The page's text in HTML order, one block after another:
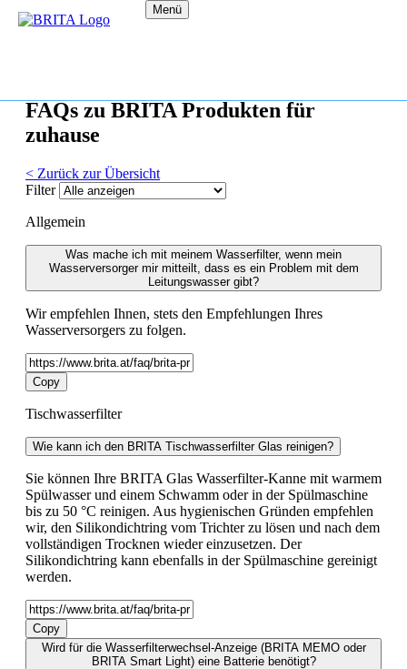
Menü
FAQs zu BRITA Produkten für
zuhause
< Zurück zur Übersicht
Filter
Allgemein
Was mache ich mit meinem Wasserfilter, wenn mein
Wasserversorger mir mitteilt, dass es ein Problem mit dem
Leitungswasser gibt?
Wir empfehlen Ihnen, stets den Empfehlungen Ihres
Wasserversorgers zu folgen.
Copy
Tischwasserfilter
Wie kann ich den BRITA Tischwasserfilter Glas reinigen?
Sie können Ihre BRITA Glas Wasserfilter-Kanne mit warmem
Spülwasser und einem Schwamm oder in der Spülmaschine
bis zu 50 °C reinigen. Aus hygienischen Gründen empfehlen
wir, den Silikondichtring vom Trichter zu lösen und nach dem
vollständigen Trocknen wieder einzusetzen. Der
Silikondichtring kann ebenfalls in der Spülmaschine gereinigt
werden.
Copy
Wird für die Wasserfilterwechsel-Anzeige (BRITA MEMO oder
BRITA Smart Light) eine Batterie benötigt?